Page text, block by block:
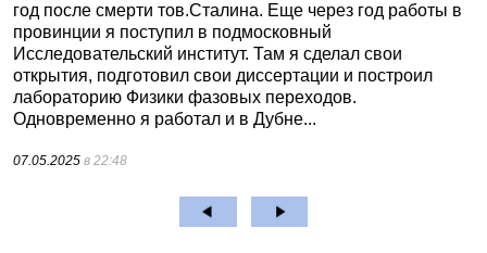
год после смерти тов.Сталина. Еще через год работы в
провинции я поступил в подмосковный
Исследовательский институт. Там я сделал свои
открытия, подготовил свои диссертации и построил
лабораторию Физики фазовых переходов.
Одновременно я работал и в Дубне...
07.05.2025 в 22:48